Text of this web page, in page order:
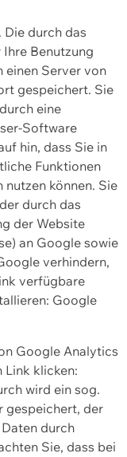
durch das
Benutzung
einen Server von
gespeichert. Sie
eine
Software
hin, dass Sie in
Funktionen
können. Sie
durch das
der Website
an Google sowie
verhindern,
verfügbare
Google
Google Analytics
Link klicken:
wird ein sog.
gespeichert, der
durch
Sie, dass bei